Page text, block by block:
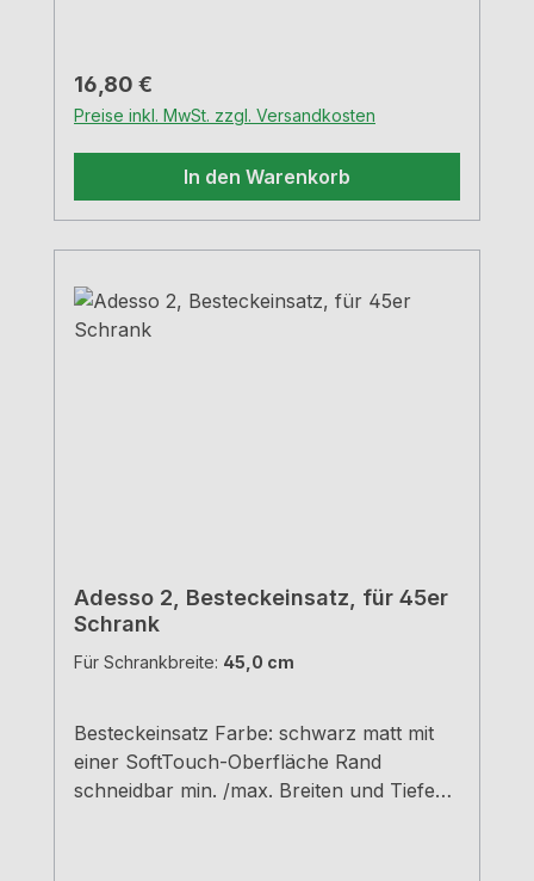
Regulärer Preis:
16,80 €
Preise inkl. MwSt. zzgl. Versandkosten
In den Warenkorb
Adesso 2, Besteckeinsatz, für 45er
Schrank
Für Schrankbreite: 45,0 cm
Besteckeinsatz Farbe: schwarz matt mit
einer SoftTouch-Oberfläche Rand
schneidbar min. /max. Breiten und Tiefen